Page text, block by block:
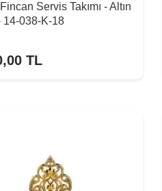
Servis Takımı - Altın
14-038-K-18
TL